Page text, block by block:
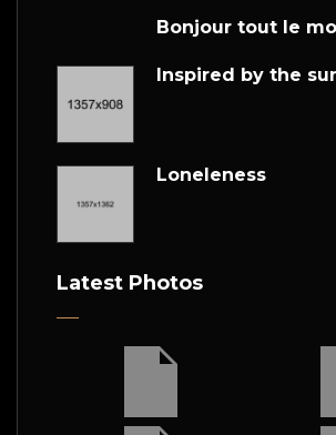
Bonjour tout le
Inspired by the
Loneleness
Latest Photos